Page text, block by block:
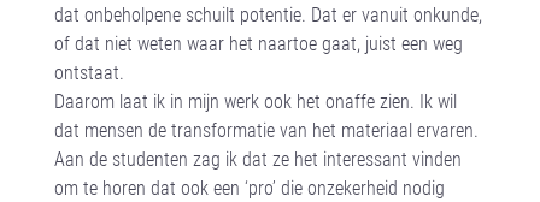
dat onbeholpene schuilt potentie. Dat er vanuit onkunde,
of dat niet weten waar het naartoe gaat, juist een weg
ontstaat.
Daarom laat ik in mijn werk ook het onaffe zien. Ik wil
dat mensen de transformatie van het materiaal ervaren.
Aan de studenten zag ik dat ze het interessant vinden
om te horen dat ook een ‘pro’ die onzekerheid nodig